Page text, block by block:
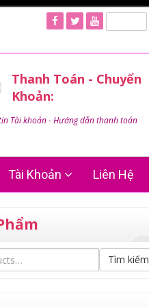
Thanh Toán - Chuyển
Khoản:
Tài khoản - Hướng dẫn thanh toán
Tài Khoản Liên Hệ
Tìm kiếm